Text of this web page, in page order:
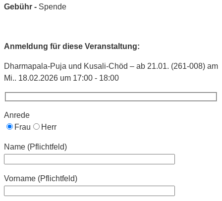
Gebühr - Spende
Anmeldung für diese Veranstaltung:
Dharmapala-Puja und Kusali-Chöd – ab 21.01. (261-008) am
Mi.. 18.02.2026 um 17:00 - 18:00
Anrede
Frau
Herr
Name (Pflichtfeld)
Vorname (Pflichtfeld)